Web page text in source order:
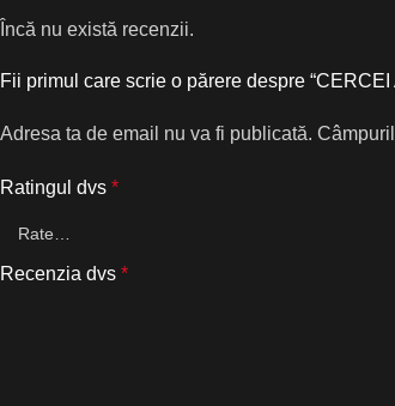
Încă nu există recenzii.
Fii primul care scrie o părere despre “CERCEI
Adresa ta de email nu va fi publicată.
Ratingul dvs *
Recenzia dvs *